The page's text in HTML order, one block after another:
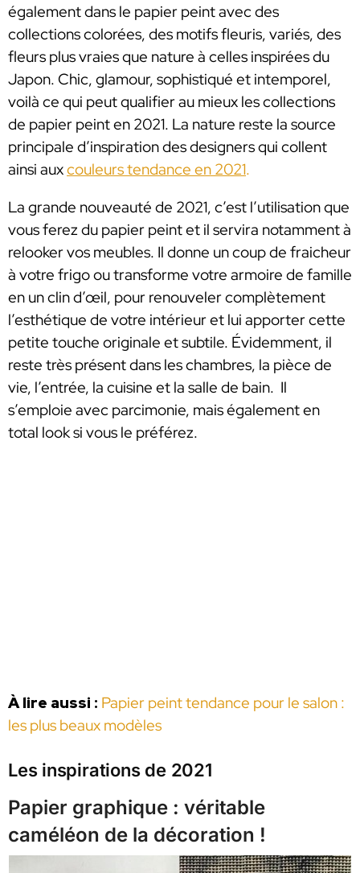
également dans le papier peint avec des
collections colorées, des motifs fleuris, variés, des
fleurs plus vraies que nature à celles inspirées du
Japon. Chic, glamour, sophistiqué et intemporel,
voilà ce qui peut qualifier au mieux les collections
de papier peint en 2021. La nature reste la source
principale d’inspiration des designers qui collent
ainsi auxcouleurs tendance en 2021.
La grande nouveauté de 2021, c’est l’utilisation que
vous ferez du papier peint et il servira notamment à
relooker vos meubles. Il donne un coup de fraicheur
à votre frigo ou transforme votre armoire de famille
en un clin d’œil, pour renouveler complètement
l’esthétique de votre intérieur et lui apporter cette
petite touche originale et subtile. Évidemment, il
reste très présent dans les chambres, la pièce de
vie, l’entrée, la cuisine et la salle de bain. Il
s’emploie avec parcimonie, mais également en
total look si vous le préférez.
À lire aussi : Papier peint tendance pour le salon :
les plus beaux modèles
Les inspirations de 2021
Papier graphique : véritable
caméléon de la décoration !